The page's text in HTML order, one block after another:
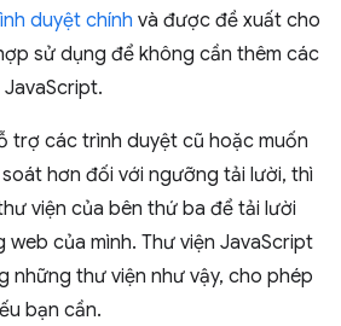
duyệt chính và được đề xuất cho
sử dụng để không cần thêm các
trợ các trình duyệt cũ hoặc muốn
hơn đối với ngưỡng tải lười, thì
viện của bên thứ ba để tải lười
của mình. Thư viện JavaScript
những thư viện như vậy, cho phép
bạn cần.